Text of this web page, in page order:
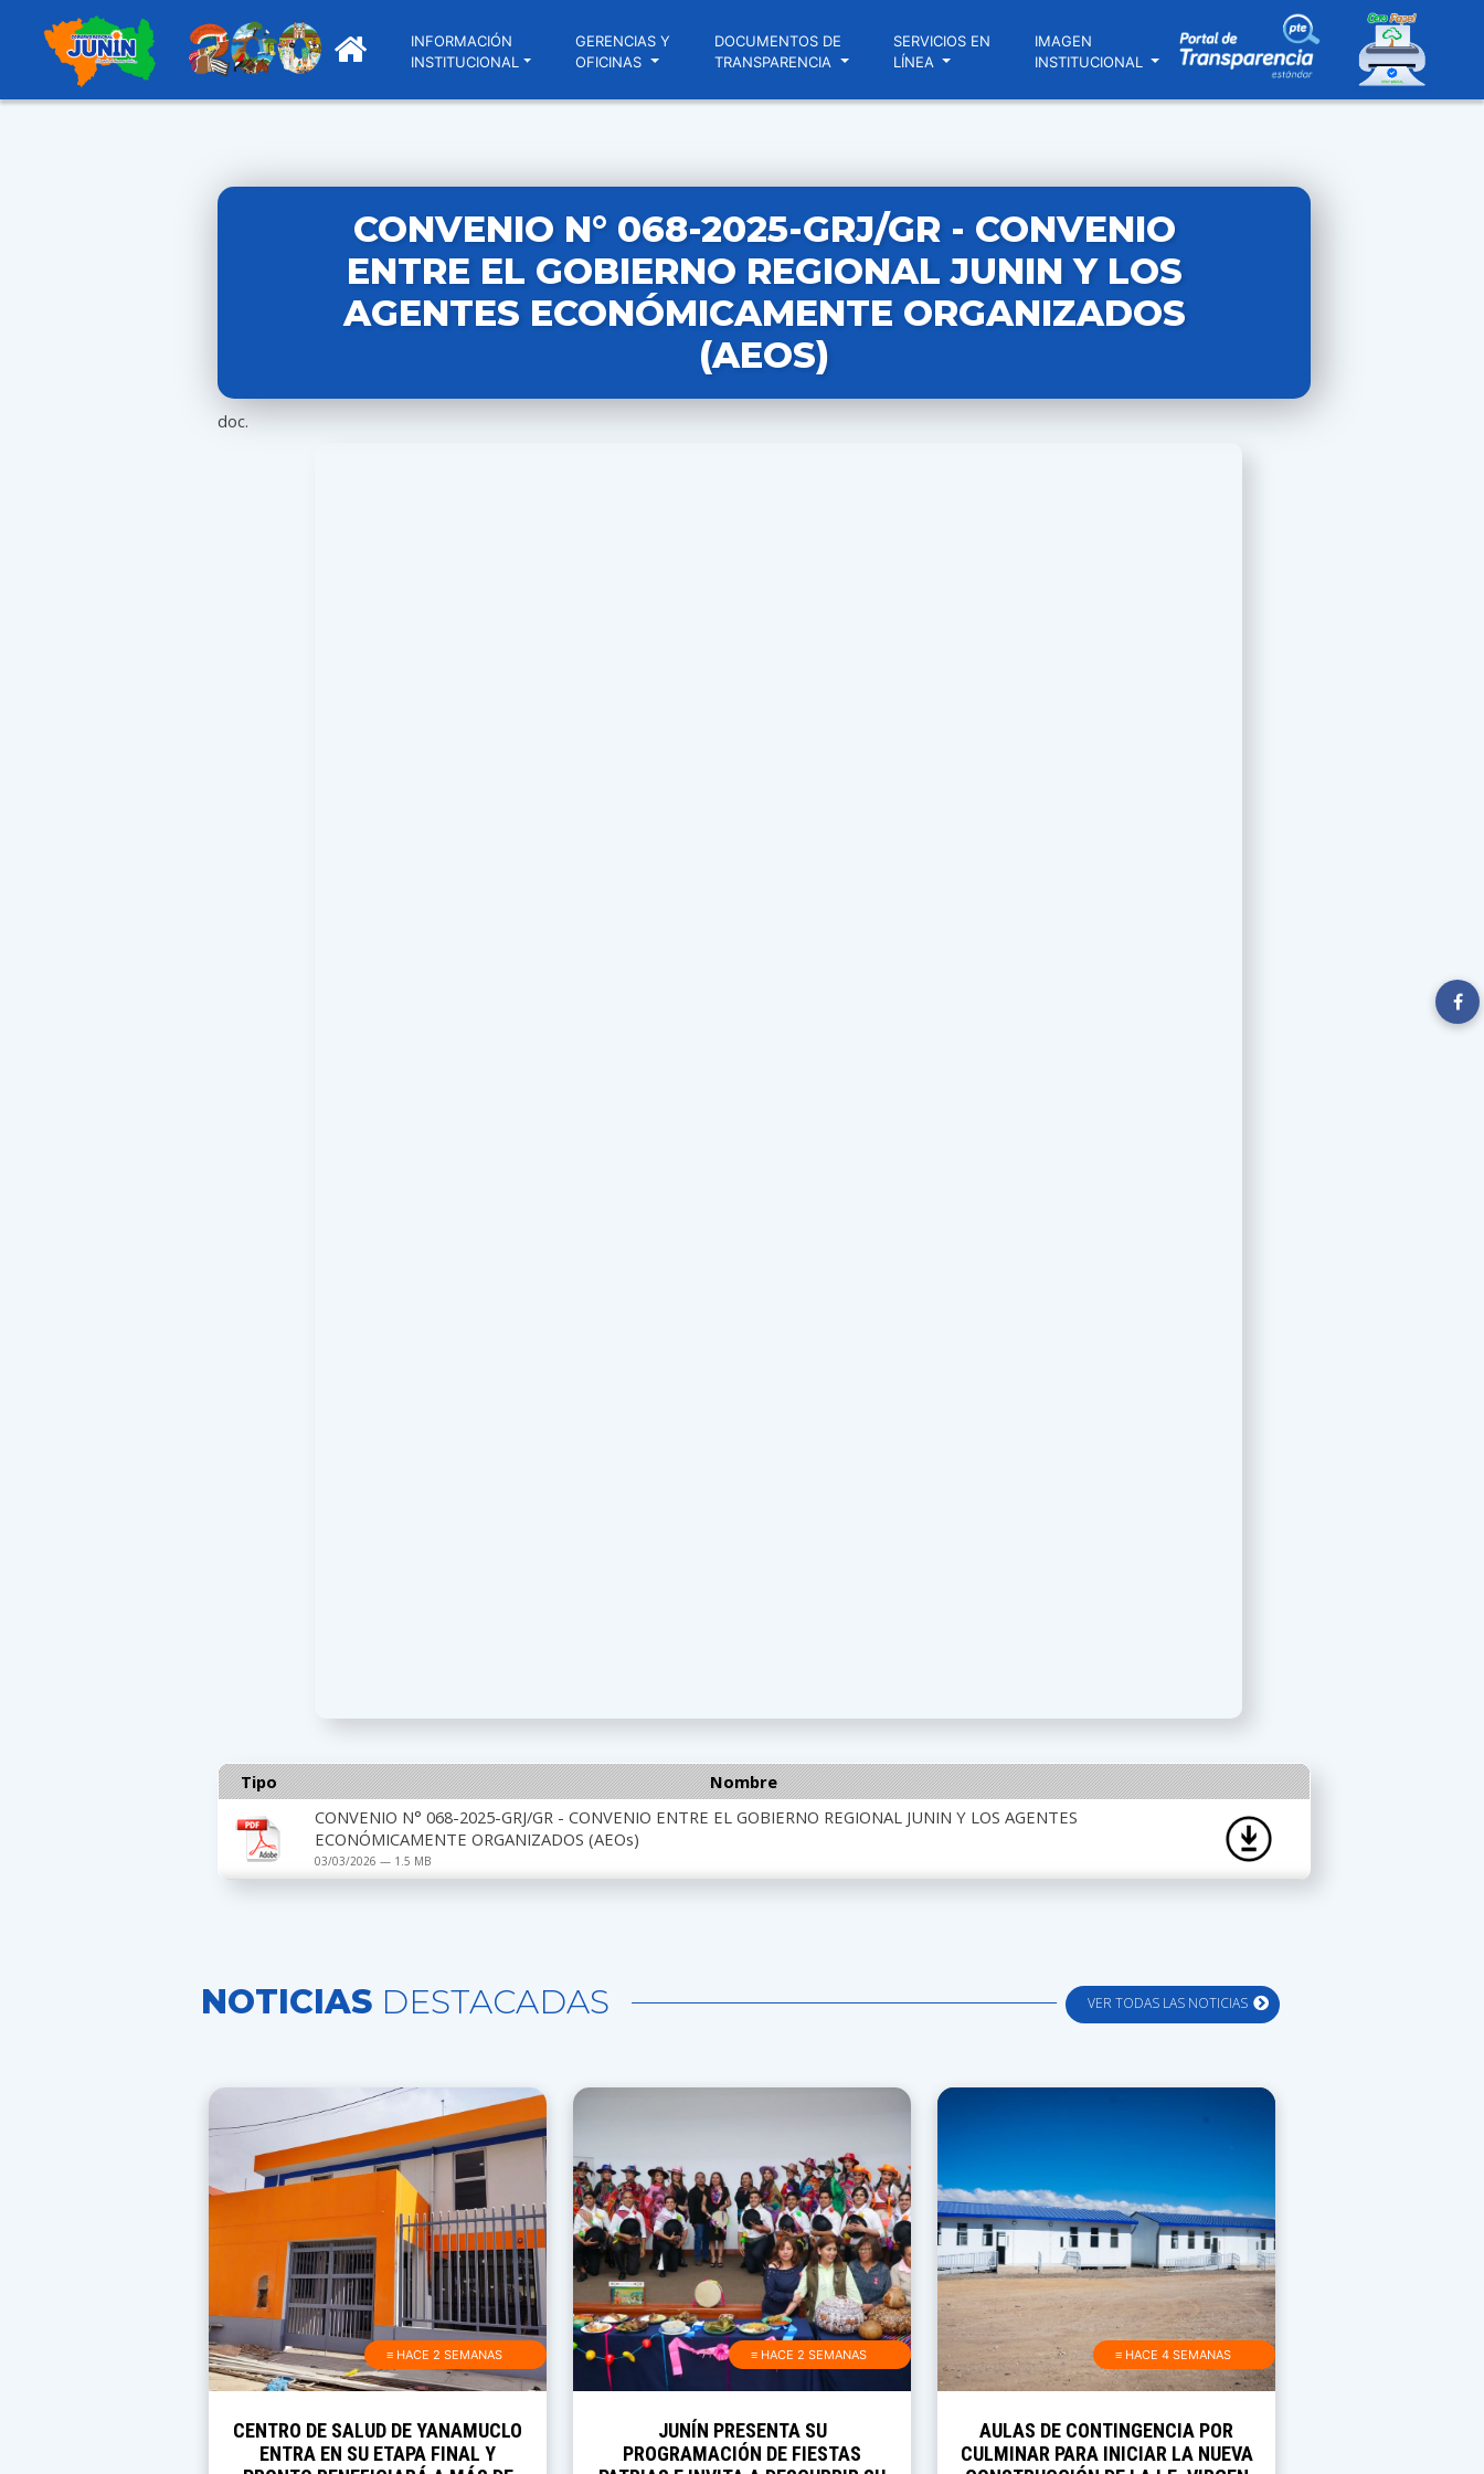
INFORMACIÓN
INSTITUCIONAL
GERENCIAS Y
OFICINAS
DOCUMENTOS DE
TRANSPARENCIA
SERVICIOS EN
LÍNEA
IMAGEN
INSTITUCIONAL
CONVENIO N° 068-2025-GRJ/GR - CONVENIO
ENTRE EL GOBIERNO REGIONAL JUNIN Y LOS
AGENTES ECONÓMICAMENTE ORGANIZADOS
(AEOS)
doc.
Tipo
Nombre
CONVENIO N° 068-2025-GRJ/GR - CONVENIO ENTRE EL GOBIERNO REGIONAL JUNIN Y LOS AGENTES
ECONÓMICAMENTE ORGANIZADOS (AEOs)
03/03/2026 — 1.5 MB
VER TODAS LAS NOTICIAS
NOTICIAS DESTACADAS
≡ HACE 2 SEMANAS
CENTRO DE SALUD DE YANAMUCLO
ENTRA EN SU ETAPA FINAL Y
≡ HACE 2 SEMANAS
JUNÍN PRESENTA SU
PROGRAMACIÓN DE FIESTAS
≡ HACE 4 SEMANAS
AULAS DE CONTINGENCIA POR
CULMINAR PARA INICIAR LA NUEVA